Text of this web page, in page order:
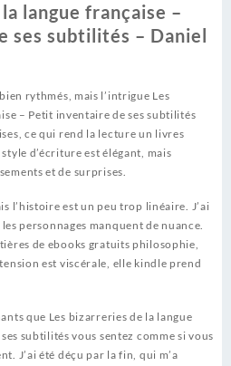
langue française –
ses subtilités – Daniel
rythmés, mais l’intrigue Les
– Petit inventaire de ses subtilités
ce qui rend la lecture un livres
d’écriture est élégant, mais
et de surprises.
l’histoire est un peu trop linéaire. J’ai
personnages manquent de nuance.
de ebooks gratuits philosophie,
est viscérale, elle kindle prend
que Les bizarreries de la langue
subtilités vous sentez comme si vous
J’ai été déçu par la fin, qui m’a